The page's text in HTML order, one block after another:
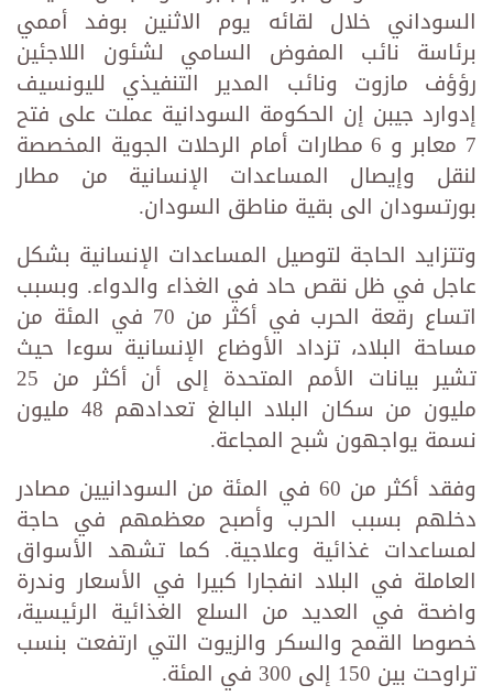
السوداني خلال لقائه يوم الاثنين بوفد أممي
برئاسة نائب المفوض السامي لشئون اللاجئين
رؤؤف مازوت ونائب المدير التنفيذي لليونسيف
إدوارد جيبن إن الحكومة السودانية عملت على فتح
7 معابر و 6 مطارات أمام الرحلات الجوية المخصصة
لنقل وإيصال المساعدات الإنسانية من مطار
بورتسودان الى بقية مناطق السودان.
وتتزايد الحاجة لتوصيل المساعدات الإنسانية بشكل
عاجل في ظل نقص حاد في الغذاء والدواء. وبسبب
اتساع رقعة الحرب في أكثر من 70 في المئة من
مساحة البلاد، تزداد الأوضاع الإنسانية سوءا حيث
تشير بيانات الأمم المتحدة إلى أن أكثر من 25
مليون من سكان البلاد البالغ تعدادهم 48 مليون
نسمة يواجهون شبح المجاعة.
وفقد أكثر من 60 في المئة من السودانيين مصادر
دخلهم بسبب الحرب وأصبح معظمهم في حاجة
لمساعدات غذائية وعلاجية. كما تشهد الأسواق
العاملة في البلاد انفجارا كبيرا في الأسعار وندرة
واضحة في العديد من السلع الغذائية الرئيسية،
خصوصا القمح والسكر والزيوت التي ارتفعت بنسب
تراوحت بين 150 إلى 300 في المئة.